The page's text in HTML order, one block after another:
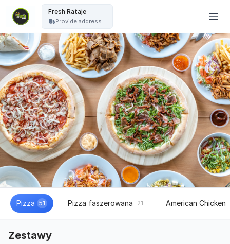
Fresh Rataje
Provide address...
Pizza 51 Pizza faszerowana 21 American Chicken
Zestawy